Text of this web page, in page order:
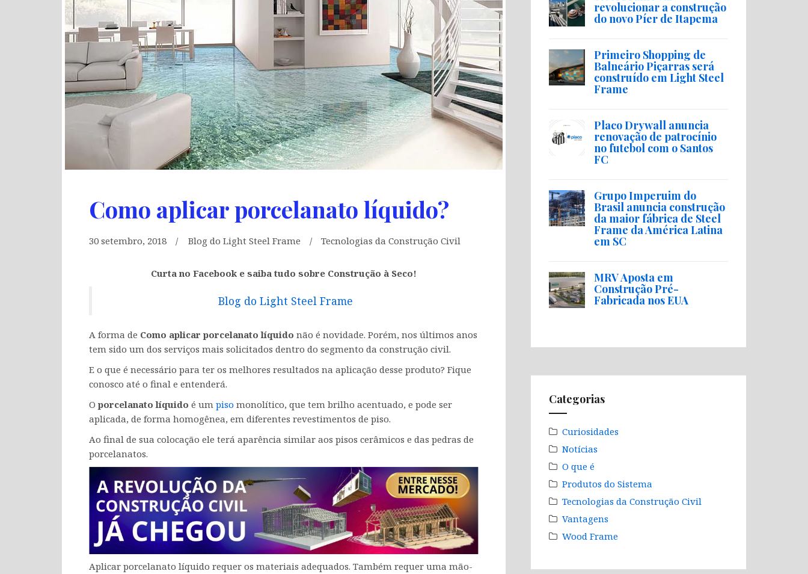
Como aplicar porcelanato líquido?
30 setembro, 2018 Blog do Light Steel Frame Tecnologias da Construção Civil
Curta no Facebook e saiba tudo sobre Construção à Seco!
Blog do Light Steel Frame
A forma de Como aplicar porcelanato líquido não é novidade. Porém, nos últimos anos
tem sido um dos serviços mais solicitados dentro do segmento da construção civil.
E o que é necessário para ter os melhores resultados na aplicação desse produto? Fique
conosco até o final e entenderá.
O porcelanato líquido é um piso monolítico, que tem brilho acentuado, e pode ser
aplicada, de forma homogênea, em diferentes revestimentos de piso.
Ao final de sua colocação ele terá aparência similar aos pisos cerâmicos e das pedras de
porcelanatos.
Aplicar porcelanato líquido requer os materiais adequados. Também requer uma mão-
revolucionar a construção
do novo Píer de Itapema
Primeiro Shopping de
Balneário Piçarras será
construído em Light Steel
Frame
Placo Drywall anuncia
renovação de patrocínio
no futebol com o Santos
FC
Grupo Imperuim do
Brasil anuncia construção
da maior fábrica de Steel
Frame da América Latina
em SC
MRV Aposta em
Construção Pré-
Fabricada nos EUA
Categorias
Curiosidades
Notícias
O que é
Produtos do Sistema
Tecnologias da Construção Civil
Vantagens
Wood Frame